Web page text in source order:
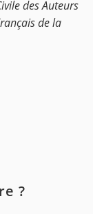
des Auteurs
de la
?